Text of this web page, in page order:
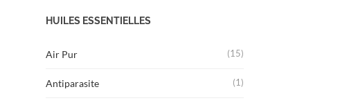
HUILES ESSENTIELLES
Air Pur (15)
Antiparasite (1)